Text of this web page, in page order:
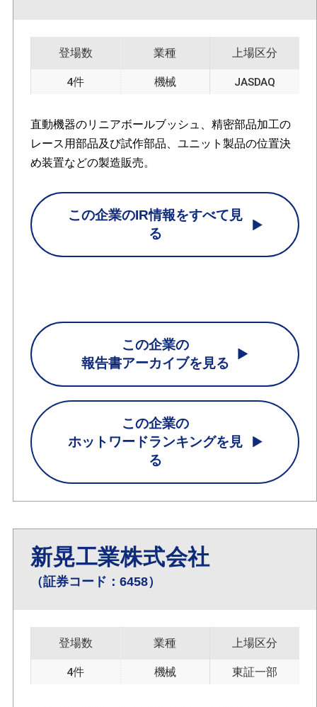
登場数
4件
業種
機械
上場区分
JASDAQ
直動機器のリニアボールブッシュ、精密部品加工の
レース用部品及び試作部品、ユニット製品の位置決
め装置などの製造販売。
この企業のIR情報をすべて見
る
この企業の
報告書アーカイブを見る
この企業の
ホットワードランキングを見
る
新晃工業株式会社
（証券コード：6458）
登場数
4件
業種
機械
上場区分
東証一部